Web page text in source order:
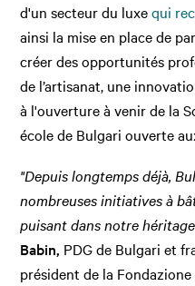
d'un secteur du luxequi
ainsi la mise en place de
créer des opportunités
de l’artisanat, une
à l'ouverture à venir de la
école de Bulgari ouverte
"Depuis longtemps déjà,
nombreuses initiatives à
puisant dans notre
Babin, PDG de Bulgari et
président de la